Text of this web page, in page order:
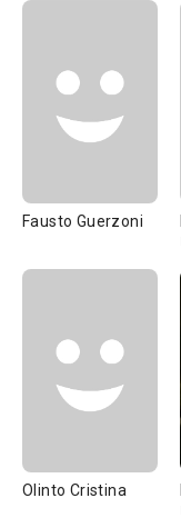
Fausto Guerzoni
Olinto Cristina